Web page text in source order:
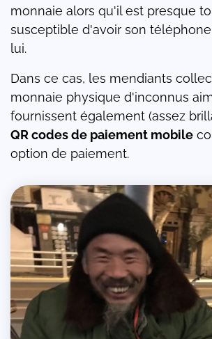
monnaie alors qu'il est presque
susceptible d'avoir son
lui.
Dans ce cas, les mendiants
monnaie physique d'inconnus
fournissent également (assez
QR codes de paiement mobile
option de paiement.